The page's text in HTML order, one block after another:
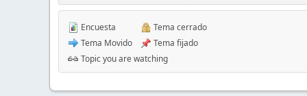
Encuesta
Tema Movido
Tema cerrado
Tema fijado
Topic you are watching